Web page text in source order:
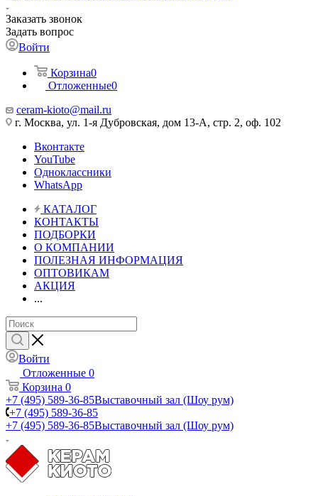
Заказать звонок
Задать вопрос
Войти
Корзина0
Отложенные0
ceram-kioto@mail.ru
г. Москва, ул. 1-я Дубровская, дом 13-А, стр. 2, оф. 102
Вконтакте
YouTube
Одноклассники
WhatsApp
КАТАЛОГ
КОНТАКТЫ
ПОДБОРКИ
О КОМПАНИИ
ПОЛЕЗНАЯ ИНФОРМАЦИЯ
ОПТОВИКАМ
АКЦИЯ
...
Войти
Отложенные 0
Корзина 0
+7 (495) 589-36-85Выставочный зал (Шоу рум)
+7 (495) 589-36-85
+7 (495) 589-36-85Выставочный зал (Шоу рум)